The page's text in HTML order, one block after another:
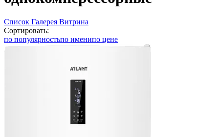
Список Галерея Витрина
Сортировать:
по популярностьпо именипо цене